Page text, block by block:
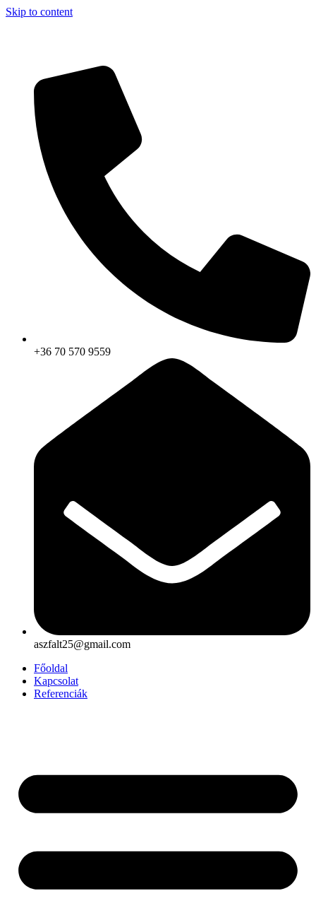
Skip to content
+36 70 570 9559
aszfalt25@gmail.com
Főoldal
Kapcsolat
Referenciák